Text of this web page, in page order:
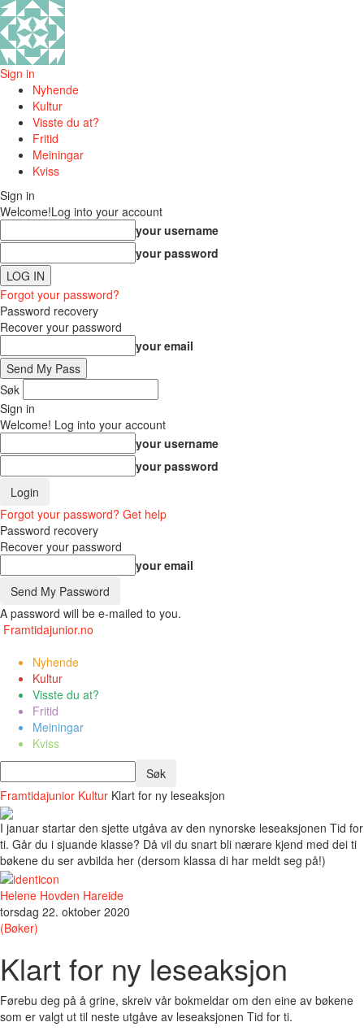
Sign in
Nyhende
Kultur
Visste du at?
Fritid
Meiningar
Kviss
Sign in
Welcome!Log into your account
your username
your password
Forgot your password?
Password recovery
Recover your password
your email
Søk
Sign in
Welcome! Log into your account
your username
your password
Forgot your password? Get help
Password recovery
Recover your password
your email
A password will be e-mailed to you.
Framtidajunior.no
Nyhende
Kultur
Visste du at?
Fritid
Meiningar
Kviss
Framtidajunior Kultur Klart for ny leseaksjon
I januar startar den sjette utgåva av den nynorske leseaksjonen Tid for
ti. Går du i sjuande klasse? Då vil du snart bli nærare kjend med dei ti
bøkene du ser avbilda her (dersom klassa di har meldt seg på!)
Helene Hovden Hareide
torsdag 22. oktober 2020
(Bøker)
Klart for ny leseaksjon
Førebu deg på å grine, skreiv vår bokmeldar om den eine av bøkene
som er valgt ut til neste utgåve av leseaksjonen Tid for ti.